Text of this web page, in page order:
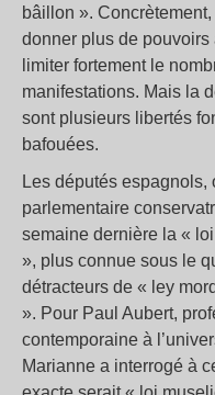
bâillon ».
donner plus de pouvoirs
limiter fortement le
manifestations. Mais la
sont plusieurs libertés
bafouées.
Les députés
parlementaire
semaine dernière la «
», plus connue sous le
détracteurs de « ley
». Pour Paul Aubert,
contemporaine à
Marianne a interrogé à